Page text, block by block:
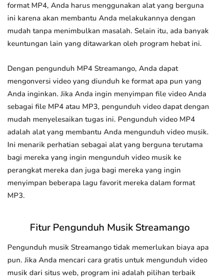
format MP4, Anda harus menggunakan alat yang berguna
ini karena akan membantu Anda melakukannya dengan
mudah tanpa menimbulkan masalah. Selain itu, ada banyak
keuntungan lain yang ditawarkan oleh program hebat ini.
Dengan pengunduh MP4 Streamango, Anda dapat
mengonversi video yang diunduh ke format apa pun yang
Anda inginkan. Jika Anda ingin menyimpan file video Anda
sebagai file MP4 atau MP3, pengunduh video dapat dengan
mudah menyelesaikan tugas ini. Pengunduh video MP4
adalah alat yang membantu Anda mengunduh video musik.
Ini menarik perhatian sebagai alat yang berguna terutama
bagi mereka yang ingin mengunduh video musik ke
perangkat mereka dan juga bagi mereka yang ingin
menyimpan beberapa lagu favorit mereka dalam format
MP3.
Fitur Pengunduh Musik Streamango
Pengunduh musik Streamango tidak memerlukan biaya apa
pun. Jika Anda mencari cara gratis untuk mengunduh video
musik dari situs web, program ini adalah pilihan terbaik